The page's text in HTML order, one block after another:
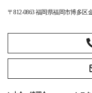
〒812-0863福岡県福岡市博多区